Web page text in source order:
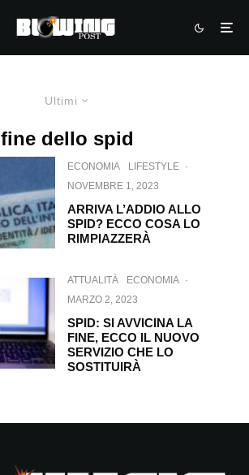
Ultimi
fine dello spid
ECONOMIA LIFESTYLE ·
NOVEMBRE 1, 2023
ARRIVA L’ADDIO ALLO
SPID? ECCO COSA LO
RIMPIAZZERÀ
ATTUALITÀ ECONOMIA ·
MARZO 2, 2023
SPID: SI AVVICINA LA
FINE, ECCO IL NUOVO
SERVIZIO CHE LO
SOSTITUIRÀ